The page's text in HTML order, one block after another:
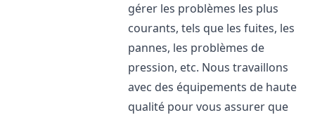
gérer les problèmes les plus
courants, tels que les fuites, les
pannes, les problèmes de
pression, etc. Nous travaillons
avec des équipements de haute
qualité pour vous assurer que